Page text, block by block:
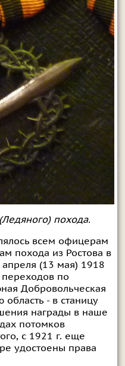
похода.
всем офицерам
похода из Ростова в
(13 мая) 1918
переходов по
Добровольческая
- в станицу
награды в наше
потомков
с 1921 г. еще
удостоены права